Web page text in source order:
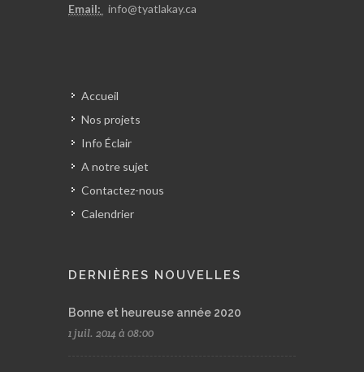
Email: info@tyatlakay.ca
Accueil
Nos projets
Info Éclair
A notre sujet
Contactez-nous
Calendrier
DERNIÈRES NOUVELLES
Bonne et heureuse année 2020
1 juil. 2014 à 08:00